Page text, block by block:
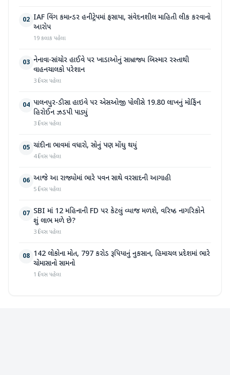
02 IAF વિંગ કમાન્ડર હનીટ્રેપમાં ફસાયા, સંવેદનશીલ માહિતી લીક કરવાનો
આરોપ
19 કલાક પહેલા
03 નેનાવા-સાંચોર હાઈવે પર ખાડાઓનું સામ્રાજ્ય બિસ્માર રસ્તાથી
વાહનચાલકો પરેશાન
3 દિવસ પહેલા
04 પાલનપુર-ડીસા હાઇવે પર એસઓજી પોલીસે 19.80 લાખનું મોર્ફિન
હિરોઈન ઝડપી પાડ્યું
3 દિવસ પહેલા
05 ચાંદીના ભાવમાં વધારો, સોનું પણ મોંઘુ થયું
4 દિવસ પહેલા
06 આજે આ રાજ્યોમાં ભારે પવન સાથે વરસાદની આગાહી
5 દિવસ પહેલા
07 SBI માં 12 મહિનાની FD પર કેટલું વ્યાજ મળશે, વરિષ્ઠ નાગરિકોને
શું લાભ મળે છે?
3 દિવસ પહેલા
08 142 લોકોના મોત, 797 કરોડ રૂપિયાનું નુકસાન, હિમાચલ પ્રદેશમાં ભારે
ચોમાસાનો સામનો
1 દિવસ પહેલા